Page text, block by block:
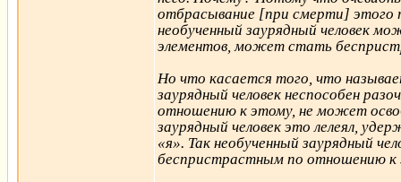
отбрасывание [при смерти] этого
необученный заурядный человек
элементов, может стать
Но что касается того, что
заурядный человек неспособен
отношению к этому, не может
заурядный человек это лелеял,
«я». Так необученный заурядный
беспристрастным по отношению